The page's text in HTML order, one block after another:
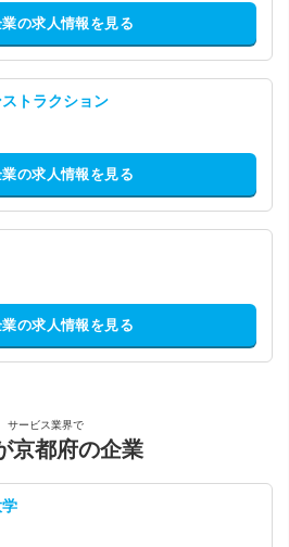
業の求人情報を見る
トラクション
業の求人情報を見る
業の求人情報を見る
サービス業界で
京都府の企業